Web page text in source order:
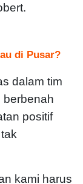
di Pusar?
dalam tim
berbenah
positif
kami harus